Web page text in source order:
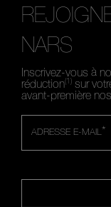
NARS
Inscrivez-vous à
réduction(1) sur
avant-première
*
ADRESSE E-MAIL